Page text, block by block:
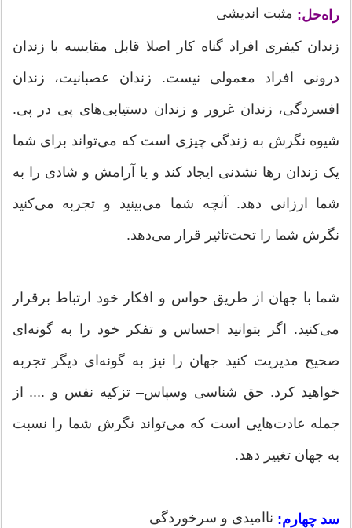
راه‌حل: مثبت اندیشی
زندان کیفری افراد گناه کار اصلا قابل مقایسه با زندان
درونی افراد معمولی نیست. زندان عصبانیت، زندان
افسردگی، زندان غرور و زندان دستیابی‌های پی در پی.
شیوه نگرش به زندگی چیزی است که می‌تواند برای شما
یک زندان رها نشدنی ایجاد کند و یا آرامش و شادی را به
شما ارزانی دهد. آنچه شما می‌بینید و تجربه می‌کنید
نگرش شما را تحت‌تاثیر قرار می‌دهد.
شما با جهان از طریق حواس و افکار خود ارتباط برقرار
می‌کنید. اگر بتوانید احساس و تفکر خود را به گونه‌ای
صحیح مدیریت کنید جهان را نیز به گونه‌ای دیگر تجربه
خواهید کرد. حق شناسی وسپاس– تزکیه نفس و .... از
جمله عادت‌هایی است که می‌تواند نگرش شما را نسبت
به جهان تغییر دهد.
سد چهارم: ناامیدی و سرخوردگی